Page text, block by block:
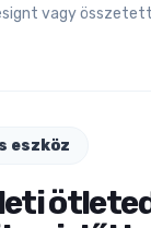
vagy
eszköz